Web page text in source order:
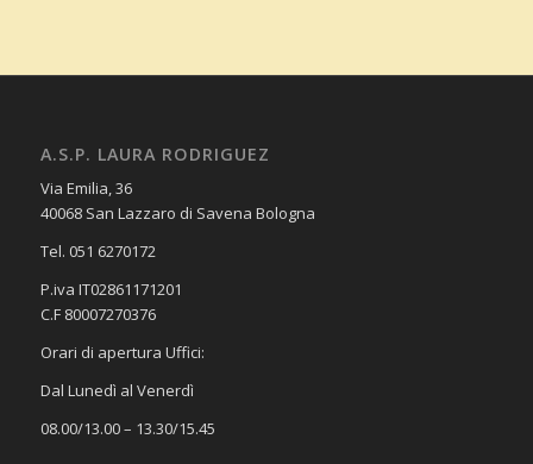
A.S.P. LAURA RODRIGUEZ
Via Emilia, 36
40068 San Lazzaro di Savena Bologna
Tel. 051 6270172
P.iva IT02861171201
C.F 80007270376
Orari di apertura Uffici:
Dal Lunedì al Venerdì
08.00/13.00 – 13.30/15.45